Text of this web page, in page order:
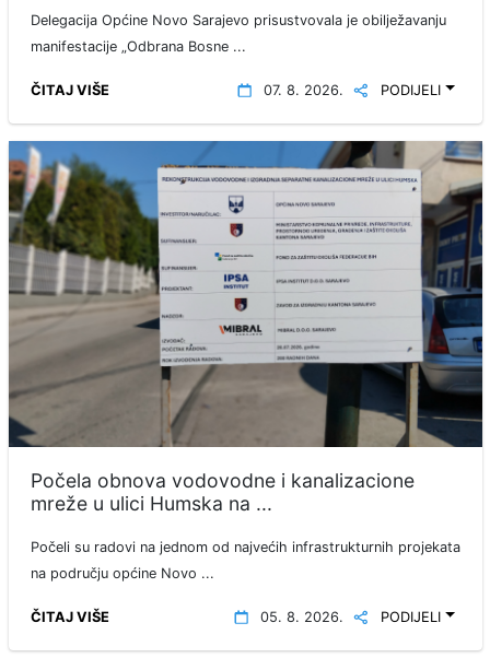
Delegacija Općine Novo Sarajevo prisustvovala je obilježavanju
manifestacije „Odbrana Bosne ...
ČITAJ VIŠE 07. 8. 2026. PODIJELI
Počela obnova vodovodne i kanalizacione
mreže u ulici Humska na ...
Počeli su radovi na jednom od najvećih infrastrukturnih projekata
na području općine Novo ...
ČITAJ VIŠE 05. 8. 2026. PODIJELI